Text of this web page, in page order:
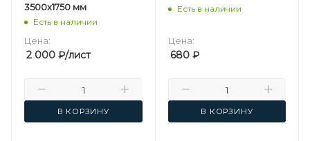
3500х1750 мм
Есть в наличии
Цена:
2 000 ₽/лист
В КОРЗИНУ
Есть в наличии
Цена:
680₽
В КОРЗИНУ